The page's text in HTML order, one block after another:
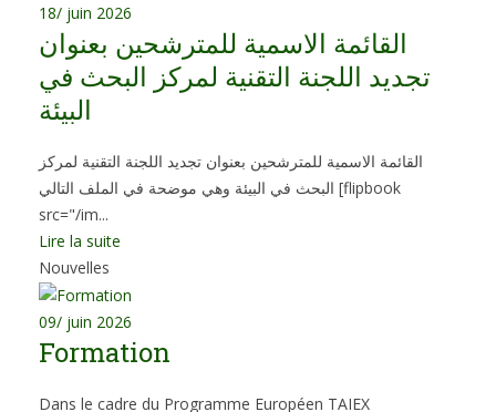
18/ juin 2026
القائمة الاسمية للمترشحين بعنوان
تجديد اللجنة التقنية لمركز البحث في
البيئة
القائمة الاسمية للمترشحين بعنوان تجديد اللجنة التقنية لمركز
البحث في البيئة وهي موضحة في الملف التالي [flipbook
src="/im...
Lire la suite
Nouvelles
09/ juin 2026
Formation
Dans le cadre du Programme Européen TAIEX